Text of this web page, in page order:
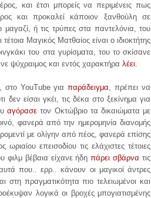
και έτσι μπορείς να περιμένεις πως
και προκαλεί κάποιον ξανθούλη σε
ή τις τρύπες στα παντελόνια, του
Μαγικός Ματθαίος είναι ο ιδιοκτήτης
του στα γυρίσματα, του το σκίσανε
ψύχραιμος και εντός χαρακτήρα λέει.
στο YouTube γιαπαράδειγμα, πρέπει να
είσαι γκέι, τις δέκα στο ξεκίνημα για
αγόρασε τον Οκτώβριο τα δικαιώματα με
φανερά από την ημερομηνία διανομής
με ολίγην από πέος, φανερά επίσης
επεισοδίου τις ελάχιστες τέτοιες
φιλμ βέβαια είχανε ήδηπάρει σβάρνα τις
που.. ερρ.. κάνουν οι μαγικοί άντρες
στη πραγματικότητα πιο τελειωμένοι και
λογικά οι βροχές μπογιατισμένης